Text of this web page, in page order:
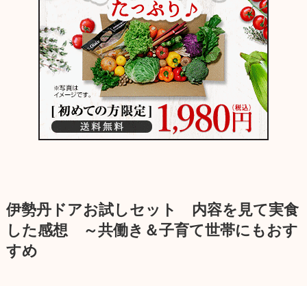
伊勢丹ドアお試しセット 内容を見て実食
した感想 ～共働き＆子育て世帯にもおす
すめ